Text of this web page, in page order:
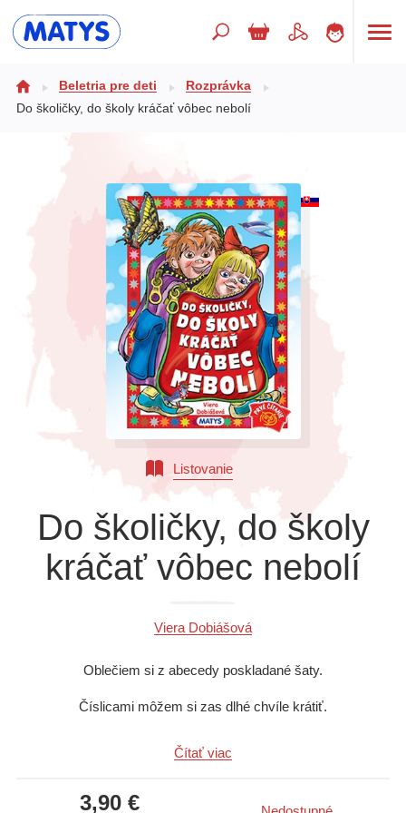
Doplnkový sortiment
Populárno - náučné pre deti
Výchova a pedagogika
Všetky kategórie
Beletria pre deti
Rozprávka
Do školičky, do školy kráčať vôbec nebolí
Listovanie
Do školičky, do školy
kráčať vôbec nebolí
Viera Dobiášová
Oblečiem si z abecedy poskladané šaty.
Číslicami môžem si zas dlhé chvíle krátiť.
Do vlasov si poukrývam noty novej pesničky,
Čítať viac
3,90 €